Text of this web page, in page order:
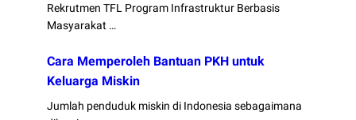
Rekrutmen TFL Program Infrastruktur Berbasis
Masyarakat …
Cara Memperoleh Bantuan PKH untuk
Keluarga Miskin
Jumlah penduduk miskin di Indonesia sebagaimana